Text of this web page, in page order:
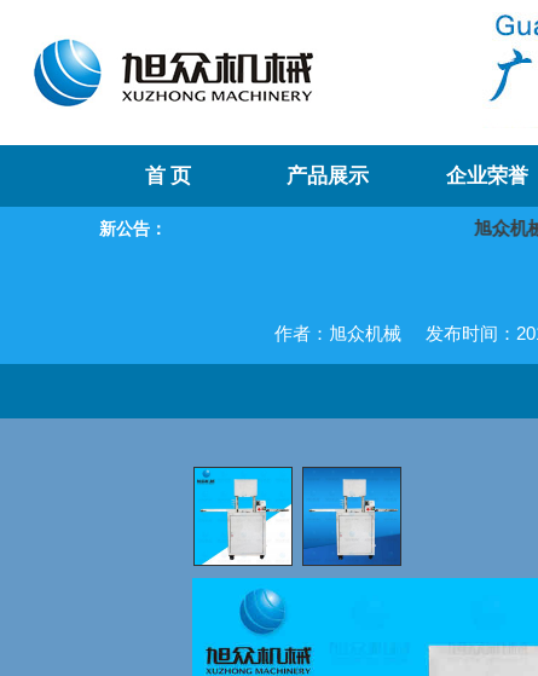
首 页 产品展示 企业荣誉
新公告： 旭众机械
作者：旭众机械 发布时间：